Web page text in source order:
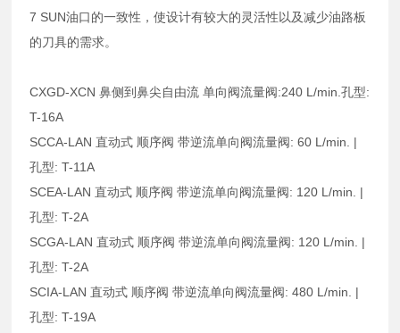
7 SUN油口的一致性，使设计有较大的灵活性以及减少油路板
的刀具的需求。
CXGD-XCN 鼻侧到鼻尖自由流 单向阀流量阀:240 L/min.孔型:
T-16A
SCCA-LAN 直动式 顺序阀 带逆流单向阀流量阀: 60 L/min. |
孔型: T-11A
SCEA-LAN 直动式 顺序阀 带逆流单向阀流量阀: 120 L/min. |
孔型: T-2A
SCGA-LAN 直动式 顺序阀 带逆流单向阀流量阀: 120 L/min. |
孔型: T-2A
SCIA-LAN 直动式 顺序阀 带逆流单向阀流量阀: 480 L/min. |
孔型: T-19A